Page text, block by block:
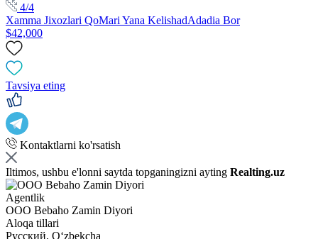
4/4
Xamma Jixozlari QoMari Yana KelishadAdadia Bor
$42,000
Tavsiya eting
Kontaktlarni ko'rsatish
Iltimos, ushbu e'lonni saytda topganingizni ayting Realting.uz
Agentlik
OOO Bebaho Zamin Diyori
Aloqa tillari
Русский, Oʻzbekcha